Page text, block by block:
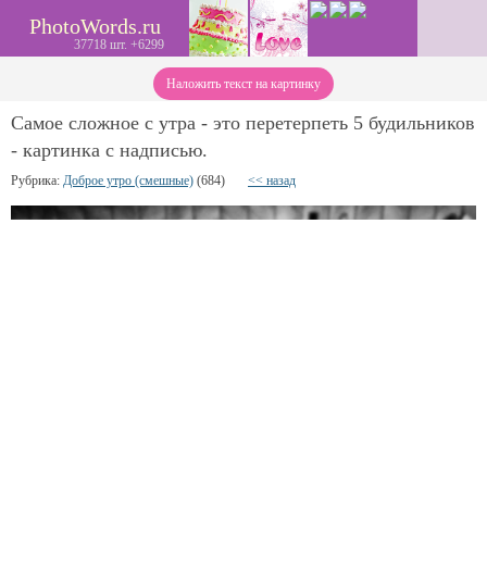
PhotoWords.ru
37718 шт. +6299
Наложить текст на картинку
Самое сложное с утра - это перетерпеть 5 будильников
- картинка с надписью.
Рубрика: Доброе утро (смешные) (684) << назад